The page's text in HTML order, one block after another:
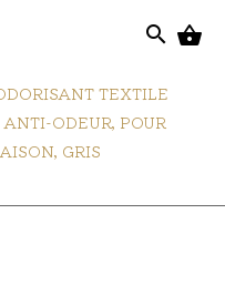

search
TEXTILE
ODEUR, POUR
GRIS